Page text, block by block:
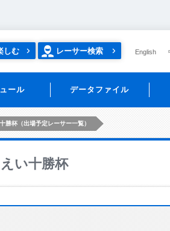
しむ レーサー検索 English
ール データファイル
勝杯（出場予定レーサー一覧）
い十勝杯